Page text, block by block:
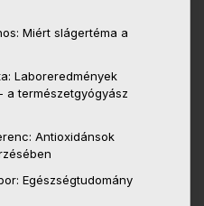
Miért slágertéma a
Laboreredmények
a természetgyógyász
Antioxidánsok
Egészségtudomány